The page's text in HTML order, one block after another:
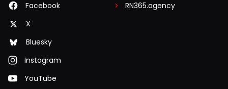
Facebook
X
Bluesky
Instagram
YouTube
RN365.agency